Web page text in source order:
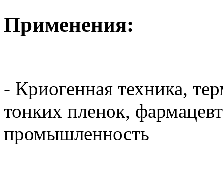
Применения:
- Криогенная техника,
тонких пленок,
промышленность